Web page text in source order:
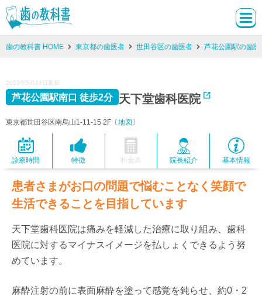
歯の教科書 HOME 東京都の歯医者 世田谷区の歯医者 芦花公園駅の歯医
2023年5月24日更新
天下堂歯科医院
芦花公園駅南口 徒歩2分
東京都世田谷区南烏山1-11-15 2F〔地図 〕
診療時間 特徴 料金表 院長紹介 基本情報
患者さまがお口の問題で悩むことなく笑顔で
生活できることを目指しています
天下堂歯科医院は痛みを軽減した治療に取り組み、歯科
医院に対するマイナスイメージを払しょくできるよう努
めています。
麻酔注射の前に表面麻酔を塗って感覚を鈍らせ、約0・2